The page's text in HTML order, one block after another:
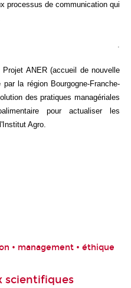
processus de communication qui
Projet ANER (accueil de nouvelle
la région Bourgogne-Franche-
des pratiques managériales
pour actualiser les
Agro.
• management • éthique
scientifiques